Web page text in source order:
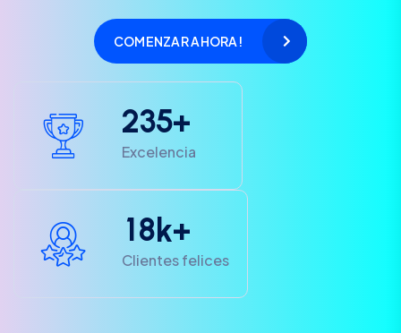
COMENZAR AHORA!
235+
Excelencia
18k+
Clientes felices